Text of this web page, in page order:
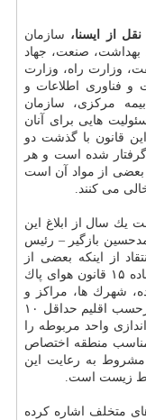
از ایسنا، سازمان
بهداشت، صنعت، جهاد
وزارت راه، وزارت
و فناوری اطلاعات و
مركزی، سازمان
هایی برای آنان
قانون با گذشت دو
شده است و هر
بعضی از مواد آن است
می كنند.
یك سال از ابلاغ این
ای شد. محمدحسین بازگیر – رئیس
از اینكه بعضی از
واحدهای صنعتی و خدماتی استان تهران به ماده ۱۵ قانون هوای پاك
شهرك ها، مراكز و
واحدهای صنعتی و تولیدی مكلف هستند كه برحسب اقلیم حداقل ۱۰
واحد مربوطه را
منطقه اختصاص
مشروط به رعایت این
زیست است.
متخلف اشاره كرده